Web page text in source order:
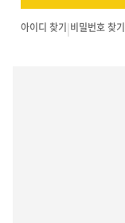
아이디 찾기|비밀번호 찾기